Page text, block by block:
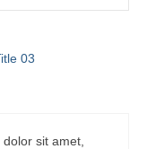
03
sit amet,